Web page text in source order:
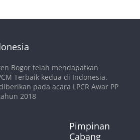
Bogor telah mendapatkan
Terbaik kedua di Indonesia.
pada acara LPCR Awar PP
2018
Pimpinan
Cabang